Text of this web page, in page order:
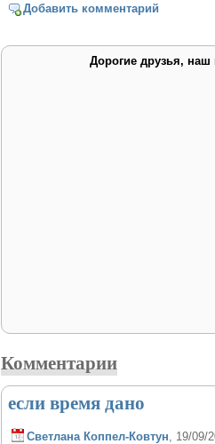
Добавить комментарий
Дорогие друзья, наш
Комментарии
если время дано
Светлана Коппел-Ковтун , 19/09/